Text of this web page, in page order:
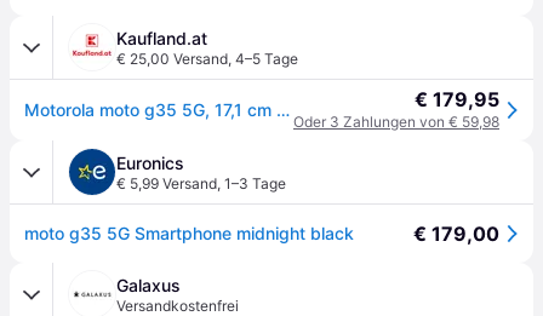
Kaufland.at
€ 25,00 Versand, 4–5 Tage
Motorola moto g35 5G, 17,1 cm (6.72"), 4 GB, 128 GB, 50 MP, Android 14, Schwarz € 179,95
Oder 3 Zahlungen von € 59,98
Euronics
€ 5,99 Versand, 1–3 Tage
moto g35 5G Smartphone midnight black € 179,00
Galaxus
Versandkostenfrei